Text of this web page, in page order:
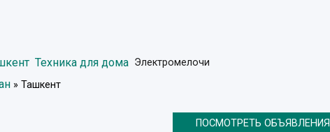
Техника для дома Электромелочи
» Ташкент
ПОСМОТРЕТЬ ОБЪЯВЛЕНИЯ